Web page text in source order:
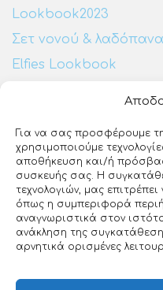
Για να σας προσφέρουμε
χρησιμοποιούμε
αποθήκευση και/ή
συσκευής σας. Η
τεχνολογιών, μας
όπως η συμπεριφορά
αναγνωριστικά στον
ανάκληση της
αρνητικά ορισμένες
Lookbook2023
Σετ νονού & λαδόπανα
Elfies Lookbook
Ευζώνων 25
ΕΡΤ3
Θεσσαλονίκη, 54640
23140 27510
info@loveclip.gr